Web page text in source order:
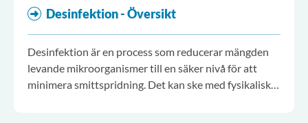
Desinfektion - Översikt
Desinfektion är en process som reducerar mängden
levande mikroorganismer till en säker nivå för att
minimera smittspridning. Det kan ske med fysikaliska